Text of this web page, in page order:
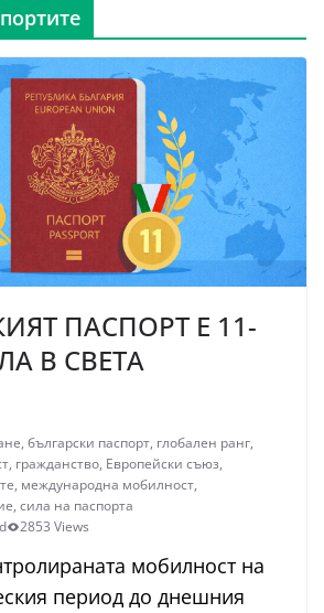
ПАСПОРТ Е 11-
В СВЕТА
, български паспорт, глобален ранг,
, гражданство, Европейски съюз,
, международна мобилност,
, сила на паспорта
2853 Views
мобилност на
период до днешния